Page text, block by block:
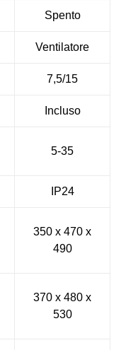
Spento
Ventilatore
7,5/15
Incluso
5-35
IP24
350 x 470 x
490
370 x 480 x
530